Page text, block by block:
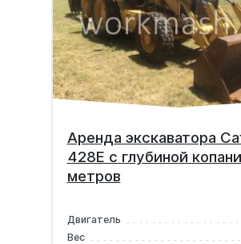
Аренда экскаватора
428E с глубиной
метров
Двигатель
Вес